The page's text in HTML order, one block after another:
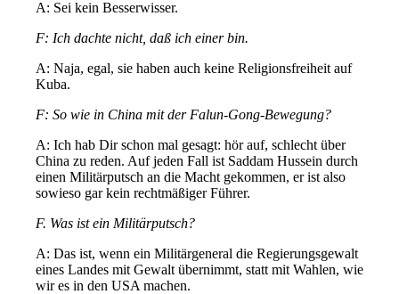
A: Sei kein Besserwisser.
F: Ich dachte nicht, daß ich einer bin.
A: Naja, egal, sie haben auch keine Religionsfreiheit auf
Kuba.
F: So wie in China mit der Falun-Gong-Bewegung?
A: Ich hab Dir schon mal gesagt: hör auf, schlecht über
China zu reden. Auf jeden Fall ist Saddam Hussein durch
einen Militärputsch an die Macht gekommen, er ist also
sowieso gar kein rechtmäßiger Führer.
F. Was ist ein Militärputsch?
A: Das ist, wenn ein Militärgeneral die Regierungsgewalt
eines Landes mit Gewalt übernimmt, statt mit Wahlen, wie
wir es in den USA machen.